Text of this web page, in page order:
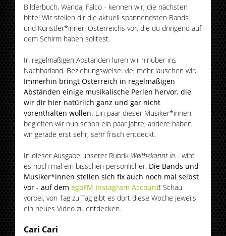
Bilderbuch, Wanda, Falco - kennen wir, die nächsten
bitte! Wir stellen dir die aktuell spannendsten Bands
und Künstler*innen Österreichs vor, die du dringend auf
dem Schirm haben solltest.
In regelmäßigen Abständen luren wir hinüber ins
Nachbarland. Beziehungsweise: viel mehr lauschen wir.
Immerhin bringt Österreich in regelmäßigen
Abständen einige musikalische Perlen hervor, die
wir dir hier natürlich ganz und gar nicht
vorenthalten wollen. Ein paar dieser Musiker*innen
begleiten wir nun schon ein paar Jahre, andere haben
wir gerade erst sehr, sehr frisch entdeckt.
In dieser Ausgabe unserer Rubrik Weltbekannt in... wird
es noch mal ein bisschen persönlicher: Die Bands und
Musiker*innen stellen sich fix auch noch mal selbst
vor - auf demegoFM Instagram Account! Schau
vorbei, von Tag zu Tag gibt es dort diese Woche jeweils
ein neues Video zu entdecken.
Cari Cari